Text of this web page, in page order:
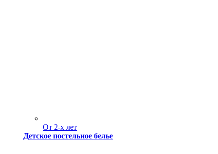
От 2-х лет
Детское постельное белье